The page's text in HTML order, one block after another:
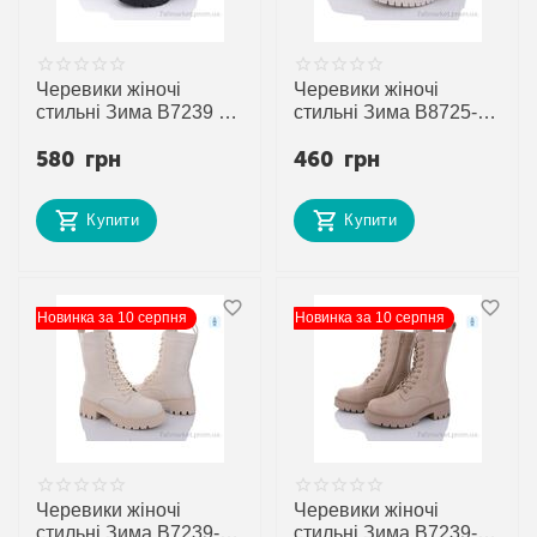
Черевики жіночі
стильні Зима B7239 (6
недорого оптом від
постачальника
580 грн
Купити
Черевики жіночі
стильні Зима B8725-1
"Trendy" недорого
постачальника
460 грн
Купити
Новинка за 10 серпня
Черевики жіночі
Новинка за 10 серпня
Черевики жіночі